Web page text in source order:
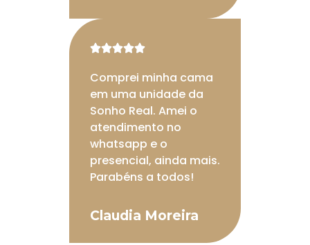

Comprei minha cama
em uma unidade da
Sonho Real. Amei o
atendimento no
whatsapp e o
presencial, ainda mais.
Parabéns a todos!
Claudia Moreira